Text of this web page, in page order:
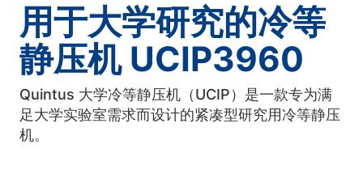
用于大学研究的冷等
静压机 UCIP3960
Quintus 大学冷等静压机（UCIP）是一款专为满
足大学实验室需求而设计的紧凑型研究用冷等静压
机。